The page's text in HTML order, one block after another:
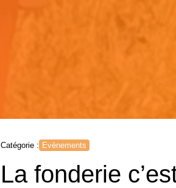
Catégorie : Evènements
La fonderie